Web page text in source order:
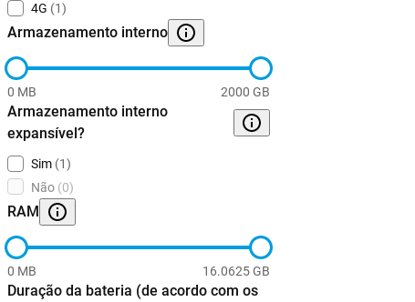
4G (1)
Armazenamento interno
0 MB 2000 GB
Armazenamento interno
expansível?
Sim (1)
Não (0)
RAM
0 MB 16.0625 GB
Duração da bateria (de acordo com os